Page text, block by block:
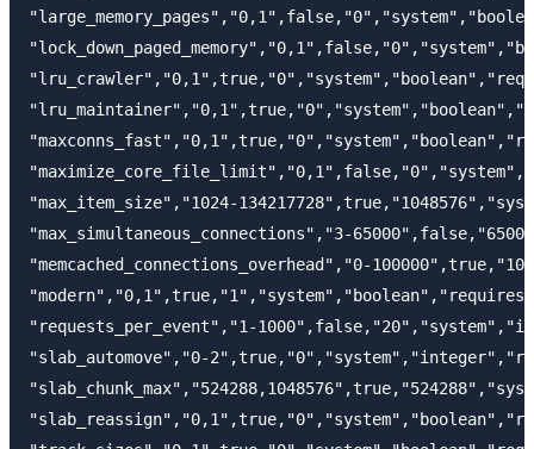
"max_item_size","1024-
"max_simultaneous_connections","3-
"memcached_connections_overhead","0-
"requests_per_event","1-
"slab_automove","0-